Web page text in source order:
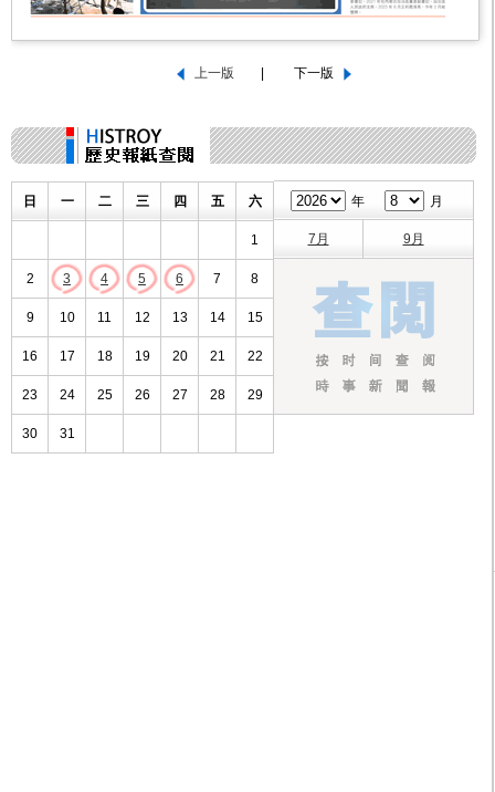
日 一 二 三 四 五 六
1
2 3 4 5 6 7 8
9 10 11 12 13 14 15
16 17 18 19 20 21 22
23 24 25 26 27 28 29
30 31
年 月
7月 9月